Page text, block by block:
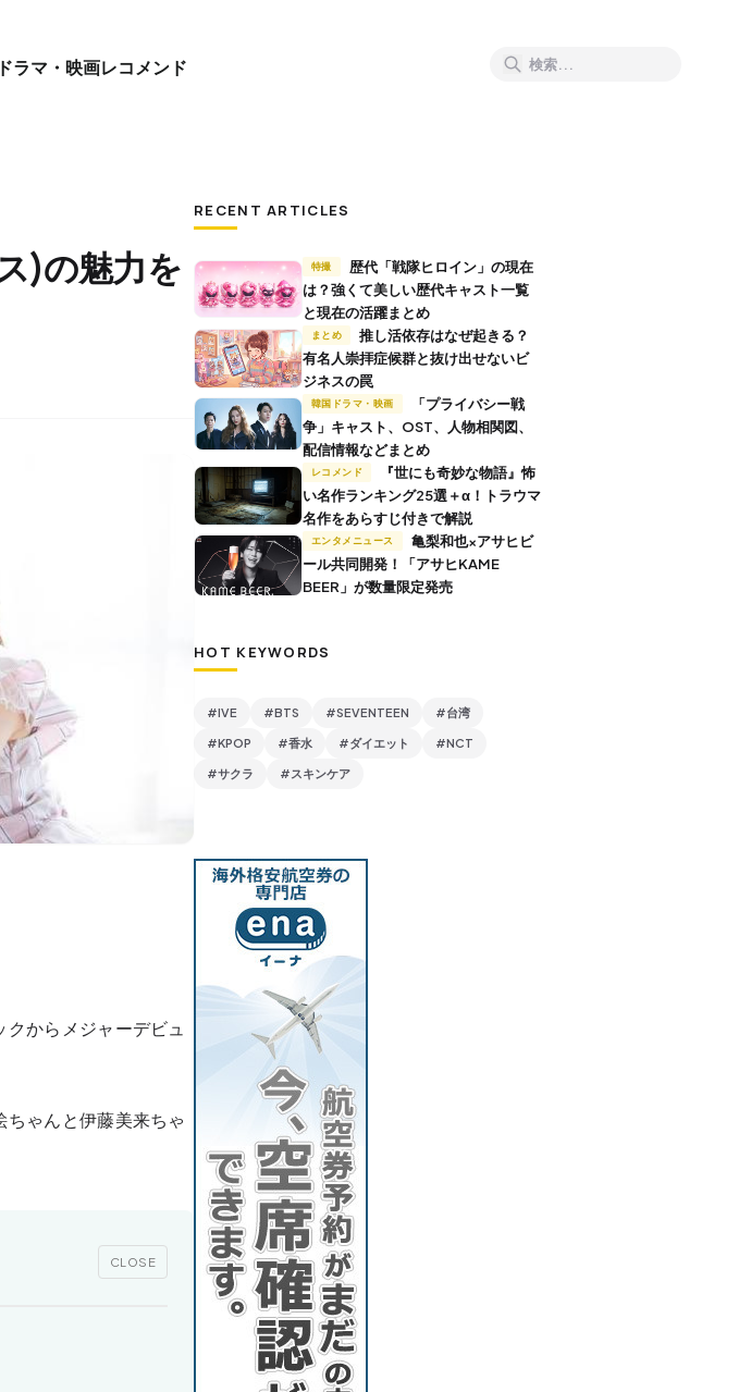
ラマ・映画レコメンド
)の魅力を
からメジャーデビュ
ゃんと伊藤美来ちゃ
CLOSE
RECENT ARTICLES
特撮
は？強くて美しい歴代キャスト一覧
と現在の活躍まとめ
まとめ
推し活依存はなぜ起きる？
有名人崇拝症候群と抜け出せないビ
ジネスの罠
韓国ドラマ・映画
争」キャスト、OST、人物相関図、
配信情報などまとめ
レコメンド
い名作ランキング25選＋α！トラウマ
名作をあらすじ付きで解説
エンタメニュース
ール共同開発！「アサヒKAME
BEER」が数量限定発売
HOT KEYWORDS
#IVE #BTS #SEVENTEEN #台湾
#KPOP #香水 #ダイエット #NCT
#サクラ #スキンケア